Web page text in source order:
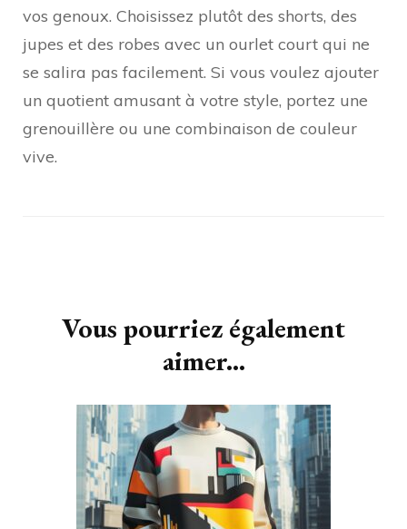
vos genoux. Choisissez plutôt des shorts, des
jupes et des robes avec un ourlet court qui ne
se salira pas facilement. Si vous voulez ajouter
un quotient amusant à votre style, portez une
grenouillère ou une combinaison de couleur
vive.
Vous pourriez également
aimer...